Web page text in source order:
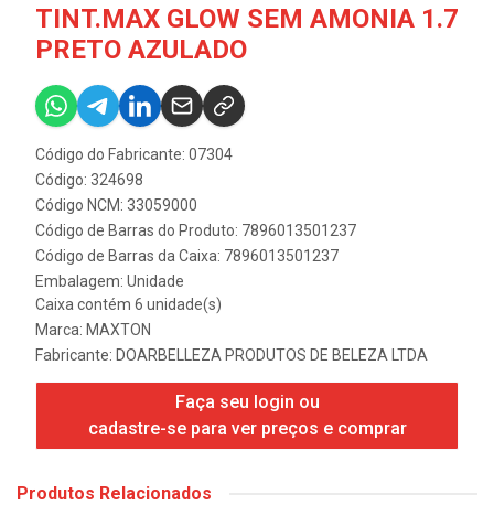
TINT.MAX GLOW SEM AMONIA 1.7
PRETO AZULADO
Código do Fabricante: 07304
Código: 324698
Código NCM: 33059000
Código de Barras do Produto: 7896013501237
Código de Barras da Caixa: 7896013501237
Embalagem: Unidade
Caixa contém 6 unidade(s)
Marca: MAXTON
Fabricante: DOARBELLEZA PRODUTOS DE BELEZA LTDA
Faça seu login ou
cadastre-se para ver preços e comprar
Produtos Relacionados